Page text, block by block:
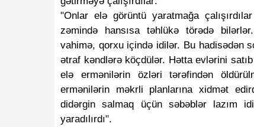
"Onlar elə görüntü yaratmağa
zəmində hansısa təhlükə törədə
vahimə, qorxu içində idilər. Bu hadisədən
ətraf kəndlərə köçdülər. Hətta evlərini
elə ermənilərin özləri tərəfindən
ermənilərin məkrli planlarına xidmət
didərgin salmaq üçün səbəblər lazım
yaradılırdı".